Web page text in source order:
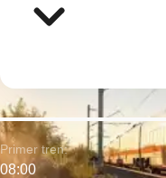
Primer tren:
08:00